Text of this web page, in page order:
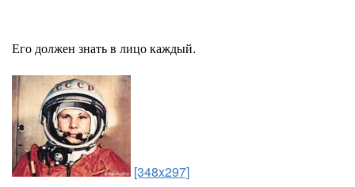
Его должен знать в лицо каждый.
[348x297]